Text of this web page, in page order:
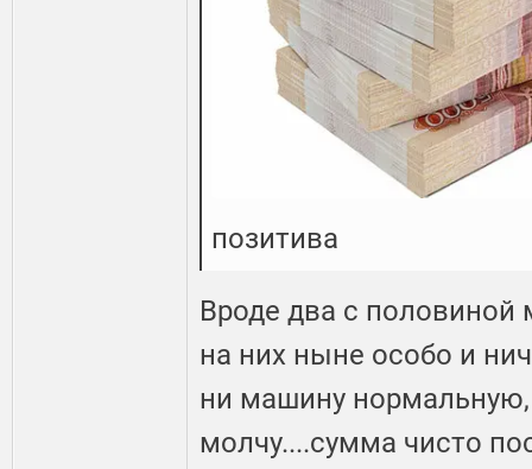
позитива
Вроде два с половиной
на них ныне особо и
ни машину
молчу....сумма чисто